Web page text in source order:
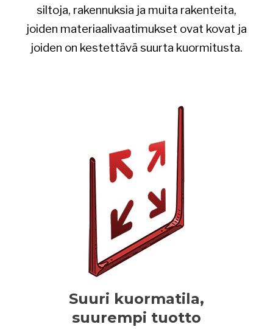
siltoja, rakennuksia ja muita rakenteita,
joiden materiaalivaatimukset ovat kovat ja
joiden on kestettävä suurta kuormitusta.
Suuri kuormatila,
suurempi tuotto